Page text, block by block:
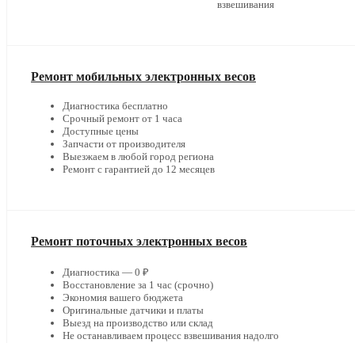
взвешивания
Ремонт мобильных электронных весов
Диагностика бесплатно
Срочный ремонт от 1 часа
Доступные цены
Запчасти от производителя
Выезжаем в любой город региона
Ремонт с гарантией до 12 месяцев
Ремонт поточных электронных весов
Диагностика — 0 ₽
Восстановление за 1 час (срочно)
Экономия вашего бюджета
Оригинальные датчики и платы
Выезд на производство или склад
Не останавливаем процесс взвешивания надолго